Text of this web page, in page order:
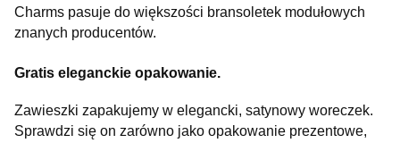
Charms pasuje do większości bransoletek modułowych
znanych producentów.
Gratis eleganckie opakowanie.
Zawieszki zapakujemy w elegancki, satynowy woreczek.
Sprawdzi się on zarówno jako opakowanie prezentowe,